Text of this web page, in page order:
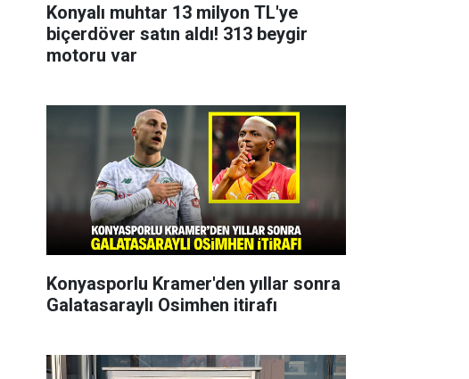
Konyalı muhtar 13 milyon TL'ye
biçerdöver satın aldı! 313 beygir
motoru var
Konyasporlu Kramer'den yıllar sonra
Galatasaraylı Osimhen itirafı